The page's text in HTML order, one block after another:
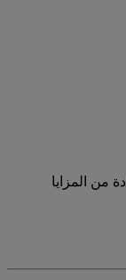
من المزايا